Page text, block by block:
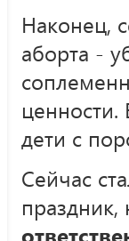
Наконец,
аборта -
ценности.
дети с
Сейчас
праздник,